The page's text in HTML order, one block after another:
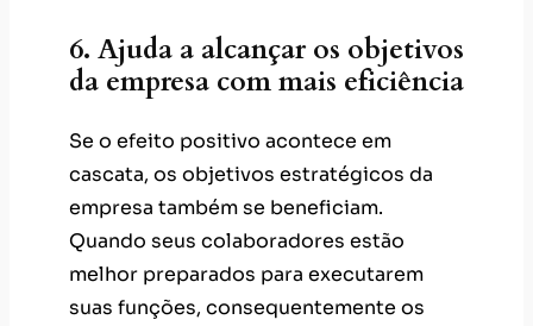
6. Ajuda a alcançar os objetivos
da empresa com mais eficiência
Se o efeito positivo acontece em
cascata, os objetivos estratégicos da
empresa também se beneficiam.
Quando seus colaboradores estão
melhor preparados para executarem
suas funções, consequentemente os